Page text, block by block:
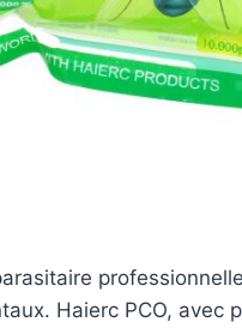
Haierc PCO, avec